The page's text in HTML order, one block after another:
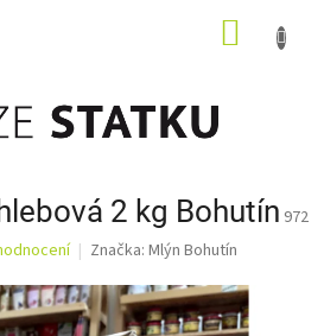
2 kg Bohutín 972
Značka: Mlýn Bohutín